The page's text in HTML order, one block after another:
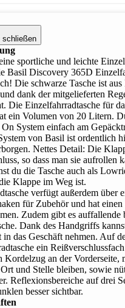
schließen
sportliche und leichte
Basil Discovery 365D
Die schwarze Tasche ist aus
dank der mitgelieferten
Die Einzelfahrradtasche für
ein Volumen von 20 Litern.
System einfach am
von Basil ist ordentlich
Nettes Detail: Die
so dass man sie aufrollen
du die Tasche auch als
Klappe im Weg ist.
verfügt außerdem über
für Zubehör und hat einen
Zudem gibt es auffallende
Dank des Handgriffs
in das Geschäft nehmen. Auf
ein
Kordelzug an der Vorderseite,
und Stelle bleiben, sowie
Reflexionsbereiche auf drei
besser sichtbar.